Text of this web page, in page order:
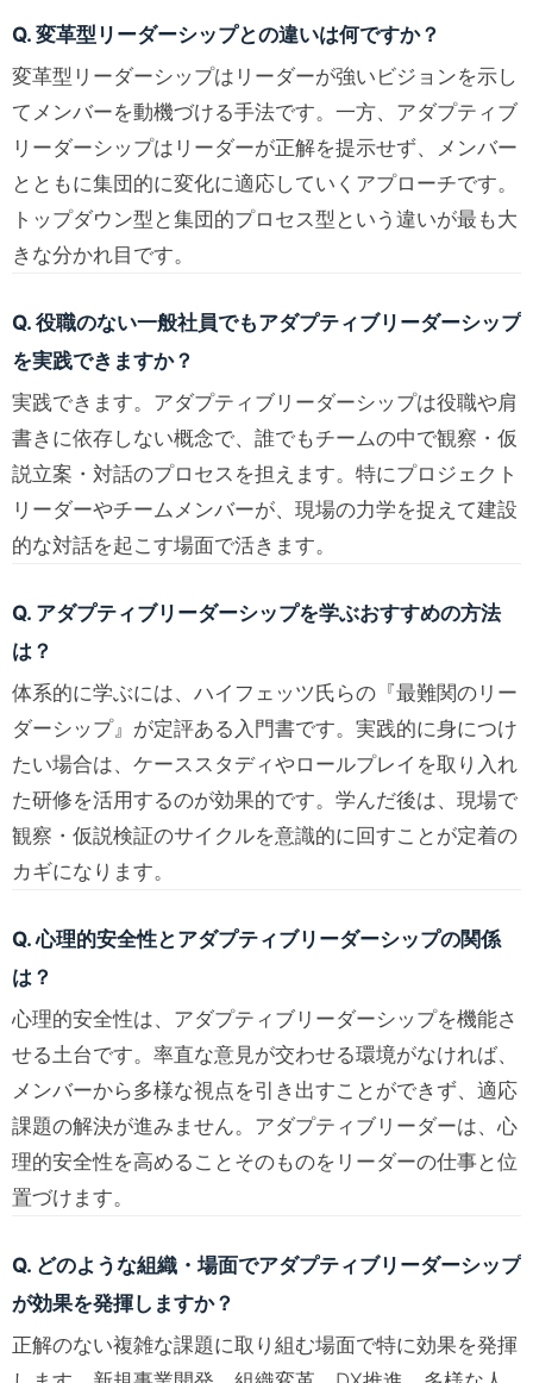
Q. 変革型リーダーシップとの違いは何ですか？
変革型リーダーシップはリーダーが強いビジョンを示し
てメンバーを動機づける手法です。一方、アダプティブ
リーダーシップはリーダーが正解を提示せず、メンバー
とともに集団的に変化に適応していくアプローチです。
トップダウン型と集団的プロセス型という違いが最も大
きな分かれ目です。
Q. 役職のない一般社員でもアダプティブリーダーシップ
を実践できますか？
実践できます。アダプティブリーダーシップは役職や肩
書きに依存しない概念で、誰でもチームの中で観察・仮
説立案・対話のプロセスを担えます。特にプロジェクト
リーダーやチームメンバーが、現場の力学を捉えて建設
的な対話を起こす場面で活きます。
Q. アダプティブリーダーシップを学ぶおすすめの方法
は？
体系的に学ぶには、ハイフェッツ氏らの『最難関のリー
ダーシップ』が定評ある入門書です。実践的に身につけ
たい場合は、ケーススタディやロールプレイを取り入れ
た研修を活用するのが効果的です。学んだ後は、現場で
観察・仮説検証のサイクルを意識的に回すことが定着の
カギになります。
Q. 心理的安全性とアダプティブリーダーシップの関係
は？
心理的安全性は、アダプティブリーダーシップを機能さ
せる土台です。率直な意見が交わせる環境がなければ、
メンバーから多様な視点を引き出すことができず、適応
課題の解決が進みません。アダプティブリーダーは、心
理的安全性を高めることそのものをリーダーの仕事と位
置づけます。
Q. どのような組織・場面でアダプティブリーダーシップ
が効果を発揮しますか？
正解のない複雑な課題に取り組む場面で特に効果を発揮